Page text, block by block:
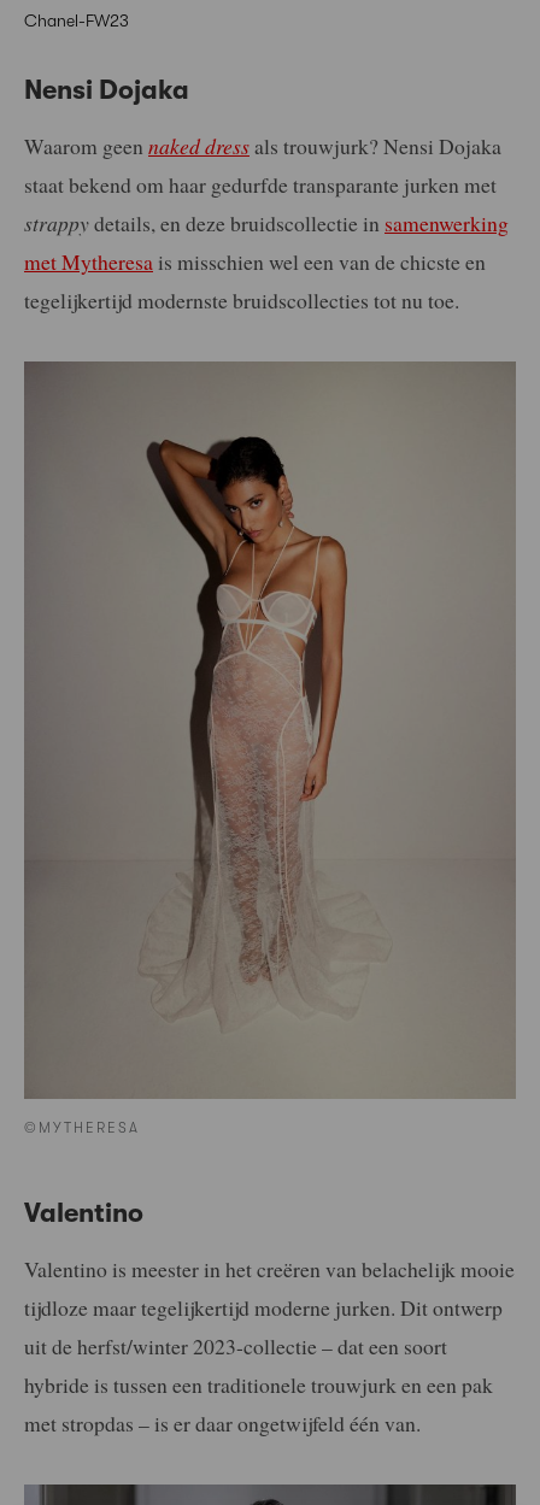
Chanel-FW23
Nensi Dojaka
Waarom geen naked dressals trouwjurk? Nensi Dojaka
staat bekend om haar gedurfde transparante jurken met
strappydetails, en deze bruidscollectie in samenwerking
met Mytheresa is misschien wel een van de chicste en
tegelijkertijd modernste bruidscollecties tot nu toe.
©MYTHERESA
Valentino
Valentino is meester in het creëren van belachelijk mooie
tijdloze maar tegelijkertijd moderne jurken. Dit ontwerp
uit de herfst/winter 2023-collectie – dat een soort
hybride is tussen een traditionele trouwjurk en een pak
met stropdas – is er daar ongetwijfeld één van.